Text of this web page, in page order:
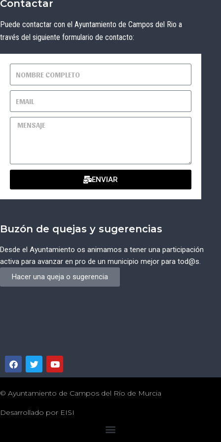
Hacer una queja o sugerencia
© Ayuntamiento de Campos del Río de Murcia